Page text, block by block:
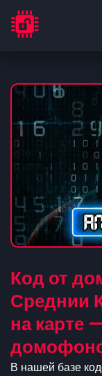
Код от
Среднии
на карте
В нашей базе